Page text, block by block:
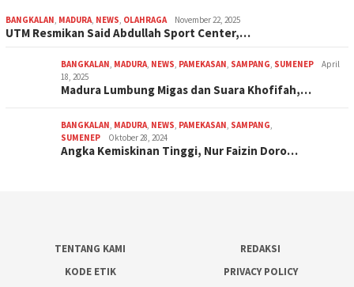
BANGKALAN, MADURA, NEWS, OLAHRAGA November 22, 2025
UTM Resmikan Said Abdullah Sport Center,…
BANGKALAN, MADURA, NEWS, PAMEKASAN, SAMPANG, SUMENEP
April
18, 2025
Madura Lumbung Migas dan Suara Khofifah,…
BANGKALAN, MADURA, NEWS, PAMEKASAN, SAMPANG,
SUMENEP
Oktober 28, 2024
Angka Kemiskinan Tinggi, Nur Faizin Doro…
TENTANG KAMI
REDAKSI
KODE ETIK
PRIVACY POLICY